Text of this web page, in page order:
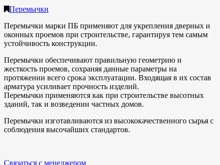
Перемычки
Перемычки марки ПБ применяют для укрепления дверных и
оконных проемов при строительстве, гарантируя тем самым
устойчивость конструкции.
Перемычки обеспечивают правильную геометрию и
жесткость проемов, сохраняя данные параметры на
протяжении всего срока эксплуатации. Входящая в их состав
арматура усиливает прочность изделий.
Перемычки применяются как при строительстве высотных
зданий, так и возведении частных домов.
Перемычки изготавливаются из высококачественного сырья с
соблюдения высочайших стандартов.
Связаться с менеджером